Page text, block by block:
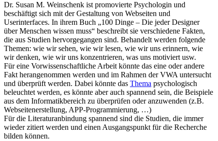
Dr. Susan M. Weinschenk ist promovierte Psychologin und
beschäftigt sich mit der Gestaltung von Webseiten und
Userinterfaces. In ihrem Buch „100 Dinge – Die jeder Designer
über Menschen wissen muss“ beschreibt sie verschiedene Fakten,
die aus Studien hervorgegangen sind. Behandelt werden folgende
Themen: wie wir sehen, wie wir lesen, wie wir uns erinnern, wie
wir denken, wie wir uns konzentrieren, was uns motiviert usw.
Für eine Vorwissenschaftliche Arbeit könnte das eine oder andere
Fakt herangenommen werden und im Rahmen der VWA untersucht
und überprüft werden. Dabei könnte das Thema psychologisch
beleuchtet werden, es könnte aber auch spannend sein, die Beispiele
aus dem Informatikbereich zu überprüfen oder anzuwenden (z.B.
Webseitenerstellung, APP-Programmierung, …)
Für die Literaturanbindung spannend sind die Studien, die immer
wieder zitiert werden und einen Ausgangspunkt für die Recherche
bilden können.